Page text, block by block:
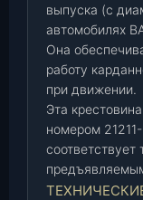
В
А
З
2
1
2
1
выпуска (с
автомобилях
Она
работу
при движении.
Эта
номером
соответствует